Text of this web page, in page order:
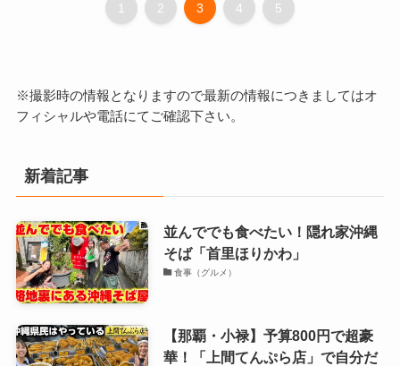
1 2 3 4 5
※撮影時の情報となりますので最新の情報につきましてはオ
フィシャルや電話にてご確認下さい。
新着記事
並んででも食べたい！隠れ家沖縄
そば「首里ほりかわ」
食事（グルメ）
【那覇・小禄】予算800円で超豪
華！「上間てんぷら店」で自分だ